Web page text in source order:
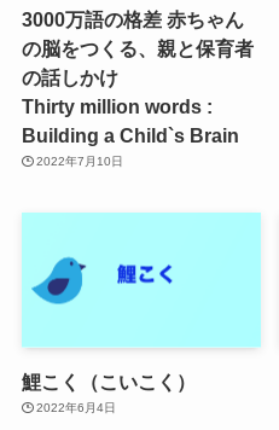
3000万語の格差 赤ちゃん
の脳をつくる、親と保育者
の話しかけ
Thirty million words :
Building a Child`s Brain
2022年7月10日
鯉こく（こいこく）
2022年6月4日